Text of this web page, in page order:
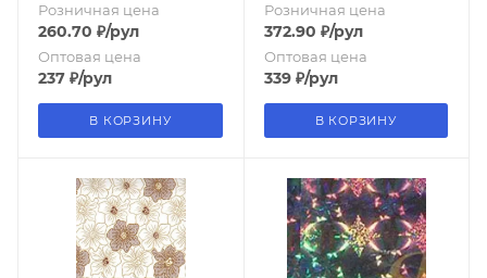
Розничная цена
260.70 ₽/рул
Оптовая цена
237 ₽/рул
В КОРЗИНУ
Розничная цена
372.90 ₽/рул
Оптовая цена
339₽/рул
В КОРЗИНУ